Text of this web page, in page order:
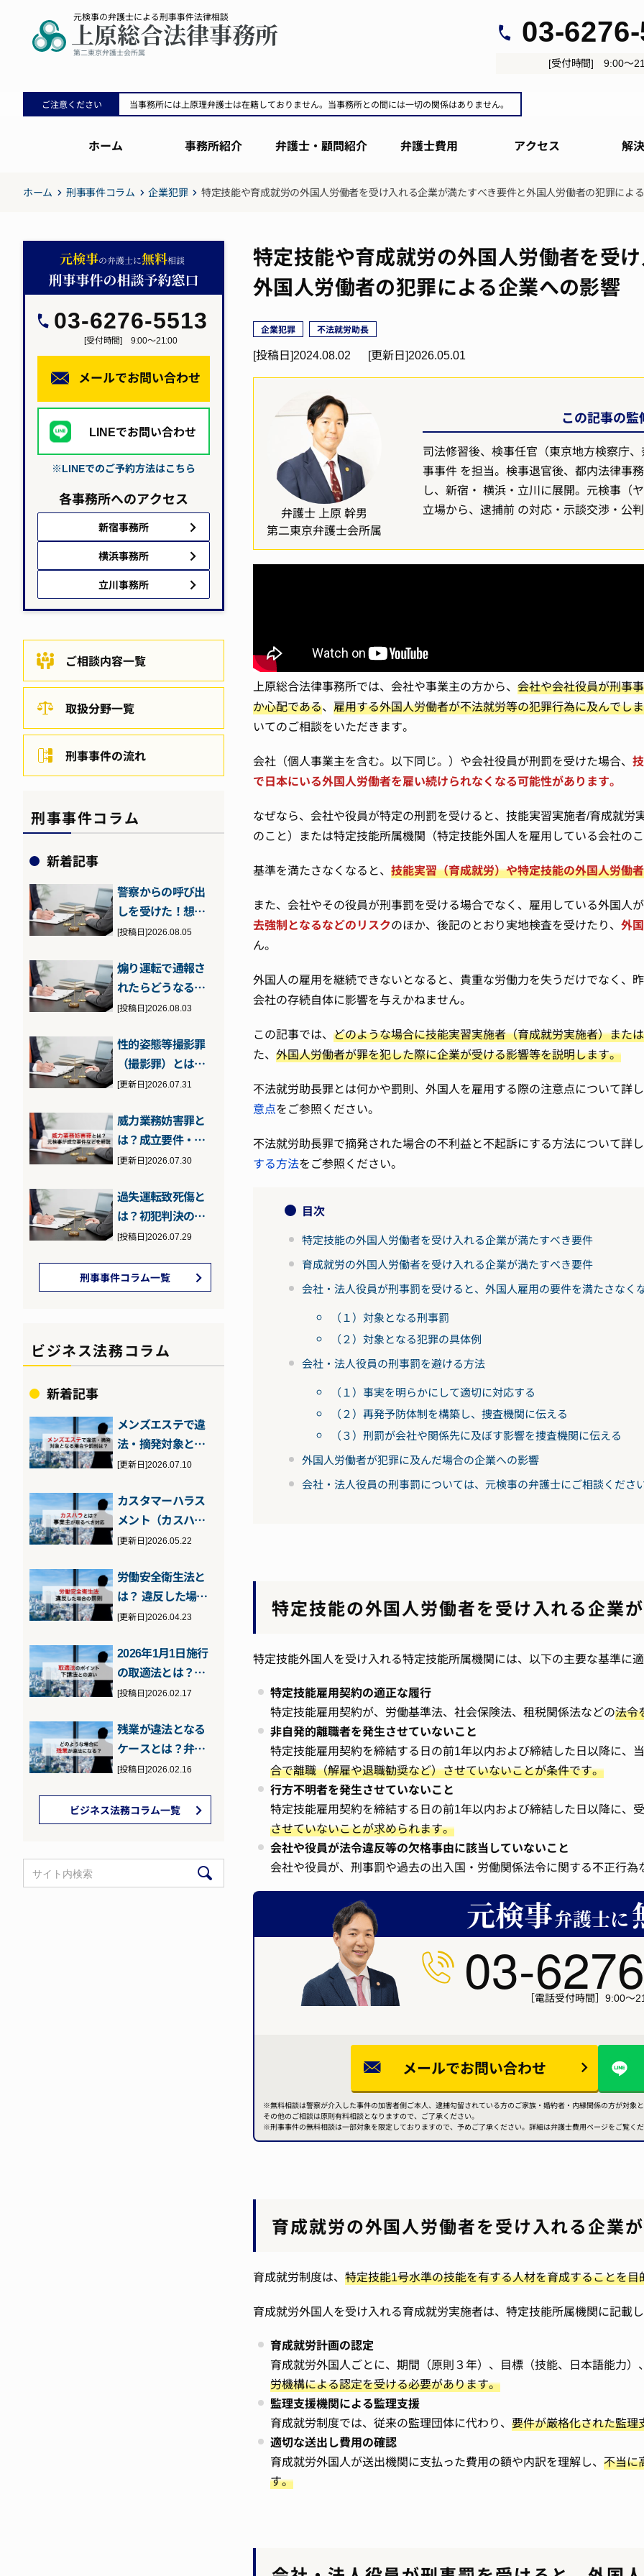
03-
[受付時間] 9:00～
ご注意ください 当事務所には上原理弁護士は在籍しておりません。当事務所との間には一切の関係はありません。
ホーム 事務所紹介 弁護士・顧問紹介 弁護士費用 アクセス 解
ホーム 刑事事件コラム 企業犯罪 特定技能や育成就労の外国人労働者を受け入れる企業が満たすべき要件と外国人労働者の犯罪によ
特定技能や育成就労の外国人労働者を受
外国人労働者の犯罪による企業への影響
企業犯罪 不法就労助長
[投稿日]2024.08.02 [更新日]2026.05.01
弁護士 上原 幹男
第二東京弁護士会所属
この記事の監
司法修習後、検事任官（東京地方検察庁
事事件 を担当。検事退官後、都内法律事
し、新宿・ 横浜・立川に展開。元検事（
立場から、逮捕前 の対応・示談交渉・公
上原総合法律事務所では、会社や事業主の方から、 会社や会社役員が刑事
か心配である、 雇用する外国人労働者が不法就労等の犯罪行為に及んでし
いてのご相談をいただきます。
会社（個人事業主を含む。以下同じ。）や会社役員が刑罰を受けた場合、
で日本にいる外国人労働者を雇い続けられなくなる可能性があります。
なぜなら、会社や役員が特定の刑罰を受けると、技能実習実施者/育成就
のこと）または特定技能所属機関（特定技能外国人を雇用している会社の
基準を満たさなくなると、 技能実習（育成就労）や特定技能の外国人労働
また、会社やその役員が刑事罰を受ける場合でなく、雇用している外国人
去強制となるなどのリスクのほか、後記のとおり実地検査を受けたり、 外
ん。
外国人の雇用を継続できないとなると、貴重な労働力を失うだけでなく、
会社の存続自体に影響を与えかねません。
この記事では、 どのような場合に技能実習実施者（育成就労実施者）また
た、 外国人労働者が罪を犯した際に企業が受ける影響等を説明します。
不法就労助長罪とは何かや罰則、外国人を雇用する際の注意点について詳
意点をご参照ください。
不法就労助長罪で摘発された場合の不利益と不起訴にする方法について詳
する方法をご参照ください。
目次
特定技能の外国人労働者を受け入れる企業が満たすべき要件
育成就労の外国人労働者を受け入れる企業が満たすべき要件
会社・法人役員が刑事罰を受けると、外国人雇用の要件を満たさなく
（１）対象となる刑事罰
（２）対象となる犯罪の具体例
会社・法人役員の刑事罰を避ける方法
（１）事実を明らかにして適切に対応する
（２）再発予防体制を構築し、捜査機関に伝える
（３）刑罰が会社や関係先に及ぼす影響を捜査機関に伝える
外国人労働者が犯罪に及んだ場合の企業への影響
会社・法人役員の刑事罰については、元検事の弁護士にご相談くださ
特定技能の外国人労働者を受け入れる企業
特定技能外国人を受け入れる特定技能所属機関には、以下の主要な基準に
特定技能雇用契約の適正な履行
特定技能雇用契約が、労働基準法、社会保険法、租税関係法などの法令
非自発的離職者を発生させていないこと
特定技能雇用契約を締結する日の前1年以内および締結した日以降に、
合で離職（解雇や退職勧奨など）させていないことが条件です。
行方不明者を発生させていないこと
特定技能雇用契約を締結する日の前1年以内および締結した日以降に、
させていないことが求められます。
会社や役員が法令違反等の欠格事由に該当していないこと
会社や役員が、刑事罰や過去の出入国・労働関係法令に関する不正行為
03-［電話受付時間］9:00～
メールでお問い合わせ
※無料相談は警察が介入した事件の加害者側ご本人、逮捕勾留されている方のご家族・婚約者・内縁関係の方が対象と
その他のご相談は原則有料相談となりますので、ご了承ください。
※刑事事件の無料相談は一部対象を限定しておりますので、予めご了承ください。詳細は弁護士費用ページをご覧くだ
育成就労の外国人労働者を受け入れる企業
育成就労制度は、 特定技能1号水準の技能を有する人材を育成することを目
育成就労外国人を受け入れる育成就労実施者は、特定技能所属機関に記載
育成就労計画の認定
育成就労外国人ごとに、期間（原則３年）、目標（技能、日本語能力）
労機構による認定を受ける必要があります。
監理支援機関による監理支援
育成就労制度では、従来の監理団体に代わり、 要件が厳格化された監
適切な送出し費用の確認
育成就労外国人が送出機関に支払った費用の額や内訳を理解し、 不当に
す。
03-6276-5513
[受付時間] 9:00～21:00
メールでお問い合わせ
LINEでお問い合わせ
※LINEでのご予約方法はこちら
各事務所へのアクセス
新宿事務所
横浜事務所
立川事務所
ご相談内容一覧
取扱分野一覧
刑事事件の流れ
刑事事件コラム
新着記事
警察からの呼び出
しを受けた！想定
される理由や流
い…
[投稿日]2026.08.05
煽り運転で通報さ
れたらどうなる？
問われる罪と通報
[投稿日]2026.08.03
性的姿態等撮影罪
（撮影罪）とは？
性的姿態撮影等処
[更新日]2026.07.31
威力業務妨害罪と
は？成立要件・刑
罰・逮捕の可能性
[更新日]2026.07.30
過失運転致死傷と
は？初犯判決のポ
イントと執行猶予
[投稿日]2026.07.29
刑事事件コラム一覧
ビジネス法務コラム
新着記事
メンズエステで違
法・摘発対象とな
る場合とは？客・
[更新日]2026.07.10
カスタマーハラス
メント（カスハ
ラ）とは？2026年
[更新日]2026.05.22
労働安全衛生法と
は？ 違反した場合
の罰則などを元検
[更新日]2026.04.23
2026年1月1日施行
の取適法とは？下
請法との違いとポ
[投稿日]2026.02.17
残業が違法となる
ケースとは？弁護
士が詳しく解説
[投稿日]2026.02.16
ビジネス法務コラム一覧